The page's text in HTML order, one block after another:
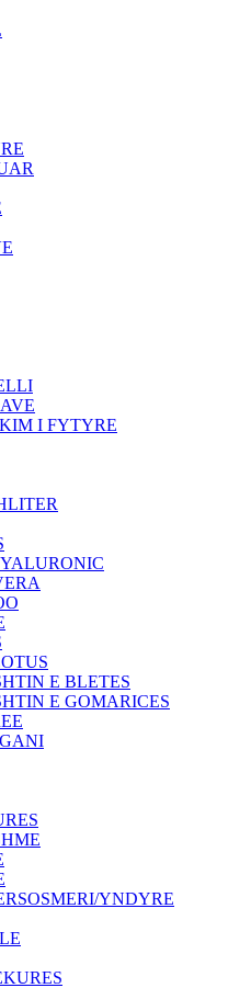
I FYTYRE
E BLETES
E GOMARICES
YNDYRE